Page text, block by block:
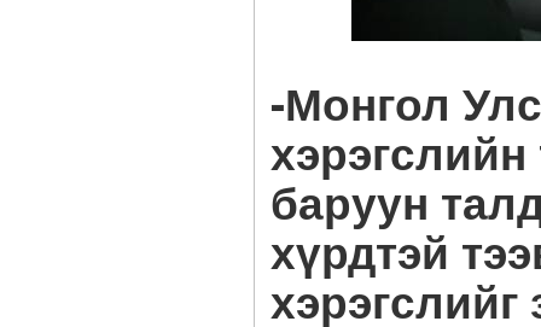
-Монгол
баруун
хүрдтэй